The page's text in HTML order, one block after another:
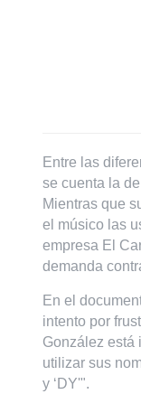
Entre las
se cuenta la
Mientras que
el músico las
empresa El
demanda
En el
intento por
González está
utilizar sus
y ‘DY'".